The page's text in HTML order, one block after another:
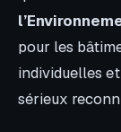
pour les
individuelles
sérieux